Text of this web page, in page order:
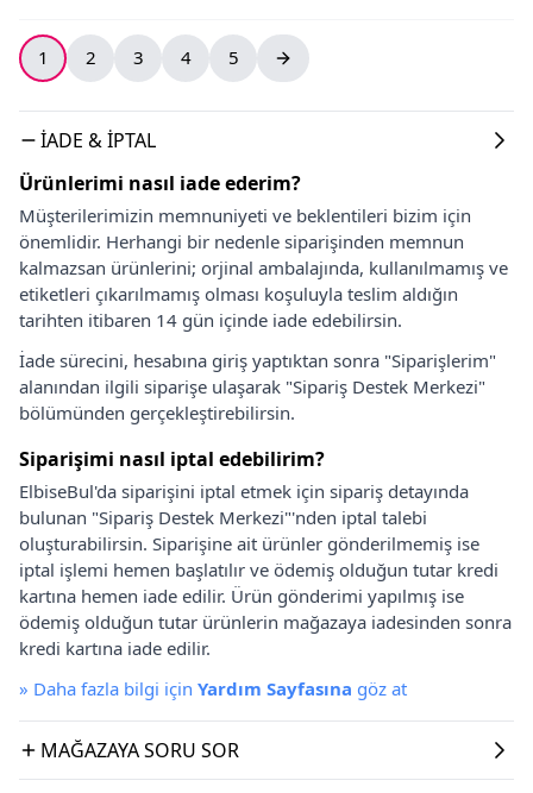
1 2 3 4 5
İADE & İPTAL
Ürünlerimi nasıl iade ederim?
Müşterilerimizin memnuniyeti ve beklentileri bizim için
önemlidir. Herhangi bir nedenle siparişinden memnun
kalmazsan ürünlerini; orjinal ambalajında, kullanılmamış ve
etiketleri çıkarılmamış olması koşuluyla teslim aldığın
tarihten itibaren 14 gün içinde iade edebilirsin.
İade sürecini, hesabına giriş yaptıktan sonra "Siparişlerim"
alanından ilgili siparişe ulaşarak "Sipariş Destek Merkezi"
bölümünden gerçekleştirebilirsin.
Siparişimi nasıl iptal edebilirim?
ElbiseBul'da siparişini iptal etmek için sipariş detayında
bulunan "Sipariş Destek Merkezi"'nden iptal talebi
oluşturabilirsin. Siparişine ait ürünler gönderilmemiş ise
iptal işlemi hemen başlatılır ve ödemiş olduğun tutar kredi
kartına hemen iade edilir. Ürün gönderimi yapılmış ise
ödemiş olduğun tutar ürünlerin mağazaya iadesinden sonra
kredi kartına iade edilir.
» Daha fazla bilgi için Yardım Sayfasına göz at
MAĞAZAYA SORU SOR